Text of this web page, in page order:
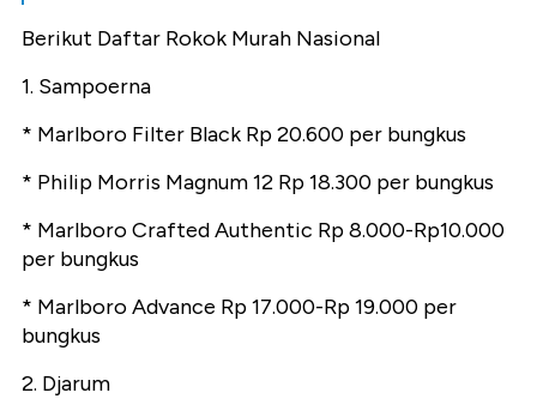
Berikut Daftar Rokok Murah Nasional
1. Sampoerna
* Marlboro Filter Black Rp 20.600 per bungkus
* Philip Morris Magnum 12 Rp 18.300 per bungkus
* Marlboro Crafted Authentic Rp 8.000-Rp10.000
per bungkus
* Marlboro Advance Rp 17.000-Rp 19.000 per
bungkus
2. Djarum